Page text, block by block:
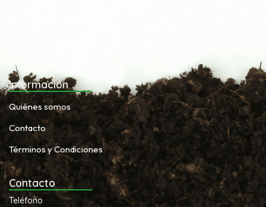
Información
Quiénes somos
Contacto
Términos y Condiciones
Contacto
Teléfono